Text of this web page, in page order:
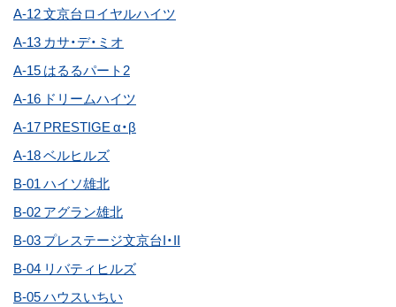
A-12 文京台ロイヤルハイツ
A-13 カサ・デ・ミオ
A-15 はるるパート2
A-16 ドリームハイツ
A-17 PRESTIGE α・β
A-18 ベルヒルズ
B-01 ハイソ雄北
B-02 アグラン雄北
B-03 プレステージ文京台I・II
B-04 リバティヒルズ
B-05 ハウスいちい